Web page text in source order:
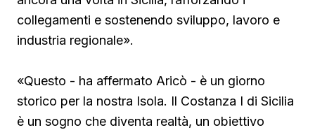
collegamenti e sostenendo sviluppo, lavoro e
industria regionale».
«Questo - ha affermato Aricò - è un giorno
storico per la nostra Isola. Il Costanza I di Sicilia
è un sogno che diventa realtà, un obiettivo